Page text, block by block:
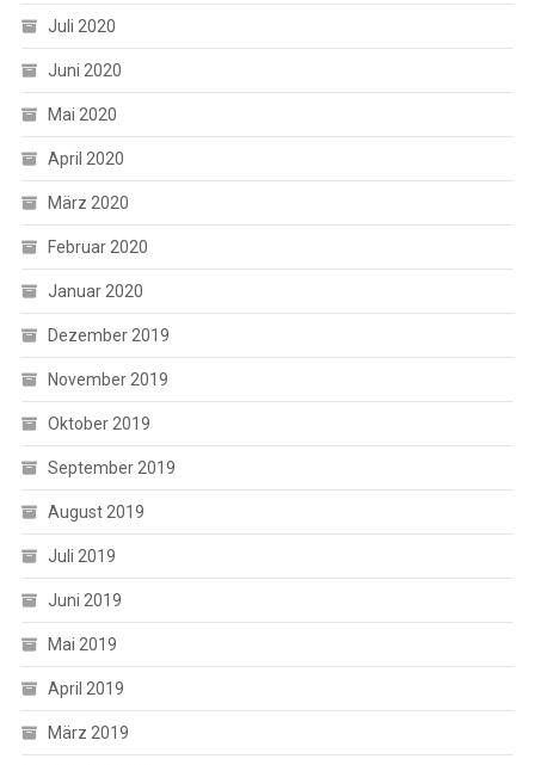
Juli 2020
Juni 2020
Mai 2020
April 2020
März 2020
Februar 2020
Januar 2020
Dezember 2019
November 2019
Oktober 2019
September 2019
August 2019
Juli 2019
Juni 2019
Mai 2019
April 2019
März 2019